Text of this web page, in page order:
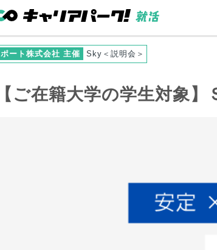
ポート株式会社 主催 Sky＜説明会＞
【 ご在籍大学の学生対象】